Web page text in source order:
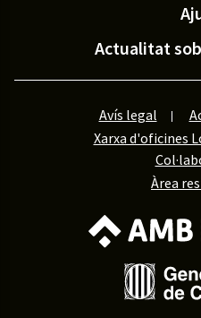
Actualitat
Avís legal
Xarxa d'oficines
Àrea